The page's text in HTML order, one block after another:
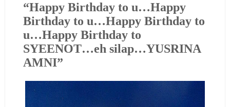
“Happy Birthday to u…Happy
Birthday to u…Happy Birthday to
u…Happy Birthday to
SYEENOT…eh silap…YUSRINA
AMNI”